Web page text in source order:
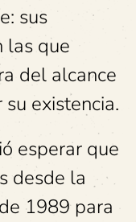
sus
las que
del alcance
existencia.
esperar que
desde la
1989 para